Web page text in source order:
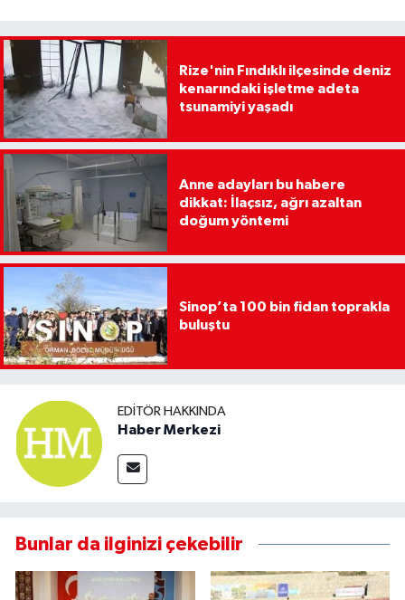
Rize'nin Fındıklı ilçesinde deniz
kenarındaki işletme adeta
tsunamiyi yaşadı
Anne adayları bu habere
dikkat: İlaçsız, ağrı azaltan
doğum yöntemi
Sinop’ta 100 bin fidan toprakla
buluştu
EDITÖR HAKKINDA
Haber Merkezi
Bunlar da ilginizi çekebilir